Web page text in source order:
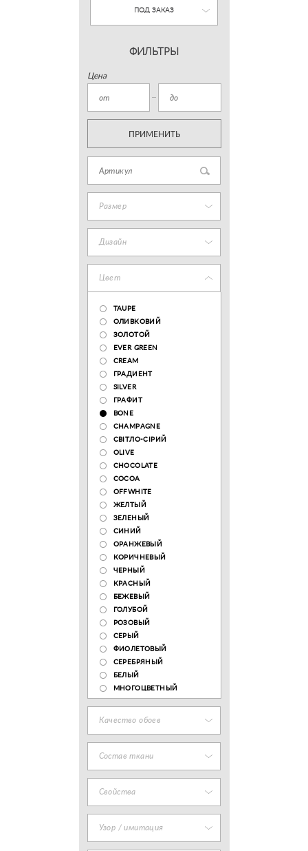
ПОД ЗАКАЗ
ФИЛЬТРЫ
Цена
ПРИМЕНИТЬ
Размер
Дизайн
Цвет
TAUPE
ОЛИВКОВИЙ
ЗОЛОТОЙ
EVER GREEN
CREAM
ГРАДИЕНТ
SILVER
ГРАФИТ
BONE
CHAMPAGNE
СВІТЛО-СІРИЙ
OLIVE
CHOCOLATE
COCOA
OFFWHITE
ЖЕЛТЫЙ
ЗЕЛЕНЫЙ
СИНИЙ
ОРАНЖЕВЫЙ
КОРИЧНЕВЫЙ
ЧЕРНЫЙ
КРАСНЫЙ
БЕЖЕВЫЙ
ГОЛУБОЙ
РОЗОВЫЙ
СЕРЫЙ
ФИОЛЕТОВЫЙ
СЕРЕБРЯНЫЙ
БЕЛЫЙ
МНОГОЦВЕТНЫЙ
Качество обоев
Состав ткани
Свойства
Узор / имитация